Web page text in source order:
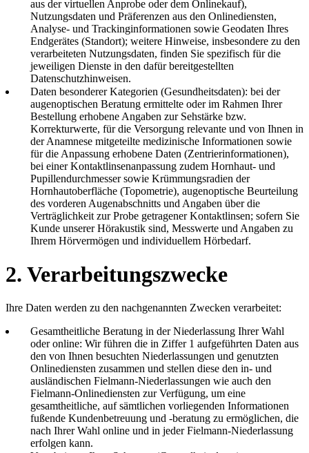
aus der virtuellen Anprobe oder dem Onlinekauf),
Nutzungsdaten und Präferenzen aus den Onlinediensten,
Analyse- und Trackinginformationen sowie Geodaten Ihres
Endgerätes (Standort); weitere Hinweise, insbesondere zu den
verarbeiteten Nutzungsdaten, finden Sie spezifisch für die
jeweiligen Dienste in den dafür bereitgestellten
Datenschutzhinweisen.
Daten besonderer Kategorien (Gesundheitsdaten): bei der
augenoptischen Beratung ermittelte oder im Rahmen Ihrer
Bestellung erhobene Angaben zur Sehstärke bzw.
Korrekturwerte, für die Versorgung relevante und von Ihnen in
der Anamnese mitgeteilte medizinische Informationen sowie
für die Anpassung erhobene Daten (Zentrierinformationen),
bei einer Kontaktlinsenanpassung zudem Hornhaut- und
Pupillendurchmesser sowie Krümmungsradien der
Hornhautoberfläche (Topometrie), augenoptische Beurteilung
des vorderen Augenabschnitts und Angaben über die
Verträglichkeit zur Probe getragener Kontaktlinsen; sofern Sie
Kunde unserer Hörakustik sind, Messwerte und Angaben zu
Ihrem Hörvermögen und individuellem Hörbedarf.
2. Verarbeitungszwecke
Ihre Daten werden zu den nachgenannten Zwecken verarbeitet:
Gesamtheitliche Beratung in der Niederlassung Ihrer Wahl
oder online: Wir führen die in Ziffer 1 aufgeführten Daten aus
den von Ihnen besuchten Niederlassungen und genutzten
Onlinediensten zusammen und stellen diese den in- und
ausländischen Fielmann-Niederlassungen wie auch den
Fielmann-Onlinediensten zur Verfügung, um eine
gesamtheitliche, auf sämtlichen vorliegenden Informationen
fußende Kundenbetreuung und -beratung zu ermöglichen, die
nach Ihrer Wahl online und in jeder Fielmann-Niederlassung
erfolgen kann.